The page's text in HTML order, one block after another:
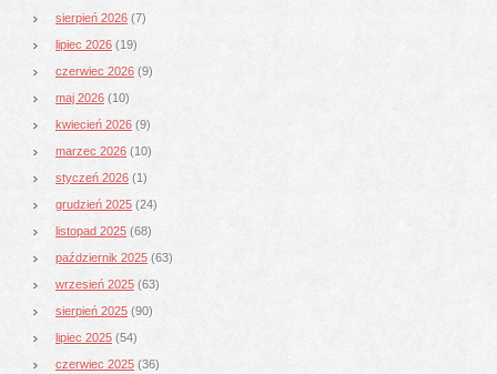
sierpień 2026 (7)
lipiec 2026 (19)
czerwiec 2026 (9)
maj 2026 (10)
kwiecień 2026 (9)
marzec 2026 (10)
styczeń 2026 (1)
grudzień 2025 (24)
listopad 2025 (68)
październik 2025 (63)
wrzesień 2025 (63)
sierpień 2025 (90)
lipiec 2025 (54)
czerwiec 2025 (36)